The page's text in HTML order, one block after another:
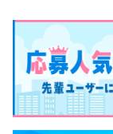
Webシステムの
10年以上の期
取引で、
上流工程～下流
テムを提供する
た。